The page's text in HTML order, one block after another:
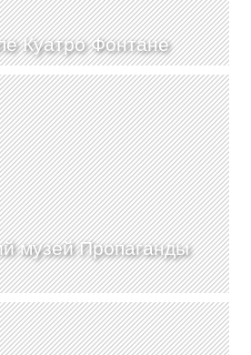
Куатро Фонтане
музей Пропаганды